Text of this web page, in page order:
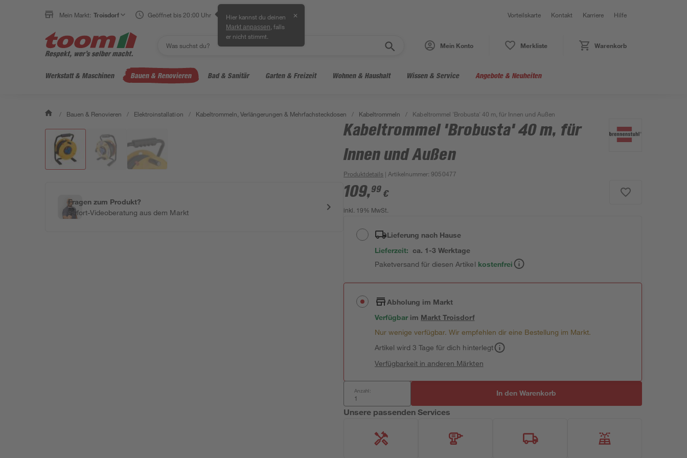
Mein Markt: Troisdorf Geöffnet bis 20:00 Uhr Hier kannst du deinen
Markt anpassen , falls
er nicht stimmt.
✕ Vorteilskarte Kontakt Karriere Hilfe
Mein Konto Merkliste Warenkorb
Werkstatt & Maschinen Bauen & Renovieren Bad & Sanitär Garten & Freizeit Wohnen & Haushalt Wissen & Service Angebote & Neuheiten
/ Bauen & Renovieren / Elektroinstallation / Kabeltrommeln, Verlängerungen & Mehrfachsteckdosen / Kabeltrommeln / Kabeltrommel 'Brobusta' 40 m, für Innen und Außen
Fragen zum Produkt?
Sofort-Videoberatung aus dem Markt
Kabeltrommel 'Brobusta' 40 m, für
Innen und Außen
Produktdetails | Artikelnummer:9050477
109,99 €
inkl. 19% MwSt.
Lieferung nach Hause
Lieferzeit: ca. 1-3 Werktage
Paketversand für diesen Artikel kostenfrei
Abholung im Markt
Verfügbar im MarktTroisdorf
Nur wenige verfügbar. Wir empfehlen dir eine Bestellung im Markt.
Artikel wird 3 Tage für dich hinterlegt
Verfügbarkeit in anderen Märkten
Anzahl: In den Warenkorb
Unsere passenden Services